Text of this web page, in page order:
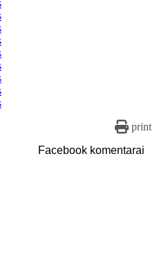
print
Facebook komentarai